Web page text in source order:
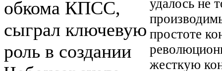
обкома КПСС,
сыграл ключевую
роль в создании
удалось не
простоте
жесткую